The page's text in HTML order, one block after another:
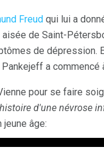
Freud qui lui a
de Saint-
de dépression.
a
pour se faire
d'une névrose
âge: